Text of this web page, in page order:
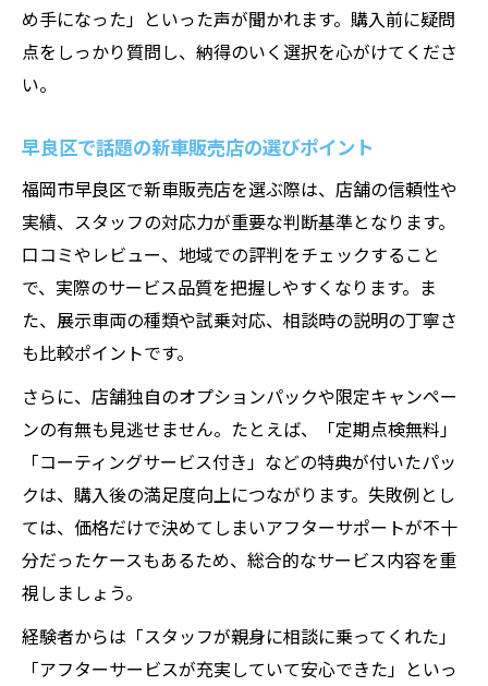
め手になった」といった声が聞かれます。購入前に疑問
点をしっかり質問し、納得のいく選択を心がけてくださ
い。
早良区で話題の新車販売店の選びポイント
福岡市早良区で新車販売店を選ぶ際は、店舗の信頼性や
実績、スタッフの対応力が重要な判断基準となります。
口コミやレビュー、地域での評判をチェックすること
で、実際のサービス品質を把握しやすくなります。ま
た、展示車両の種類や試乗対応、相談時の説明の丁寧さ
も比較ポイントです。
さらに、店舗独自のオプションパックや限定キャンペー
ンの有無も見逃せません。たとえば、「定期点検無料」
「コーティングサービス付き」などの特典が付いたパッ
クは、購入後の満足度向上につながります。失敗例とし
ては、価格だけで決めてしまいアフターサポートが不十
分だったケースもあるため、総合的なサービス内容を重
視しましょう。
経験者からは「スタッフが親身に相談に乗ってくれた」
「アフターサービスが充実していて安心できた」といっ